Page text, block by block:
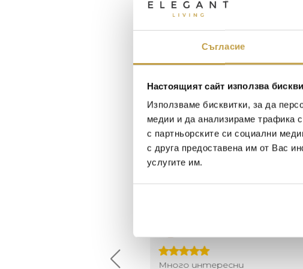
Съгласие
Настоящият сайт използва
Използваме бисквитки, за да
медии и да анализираме трафика
с партньорските си социални
с друга предоставена им от Вас
услугите им.
Много интересни